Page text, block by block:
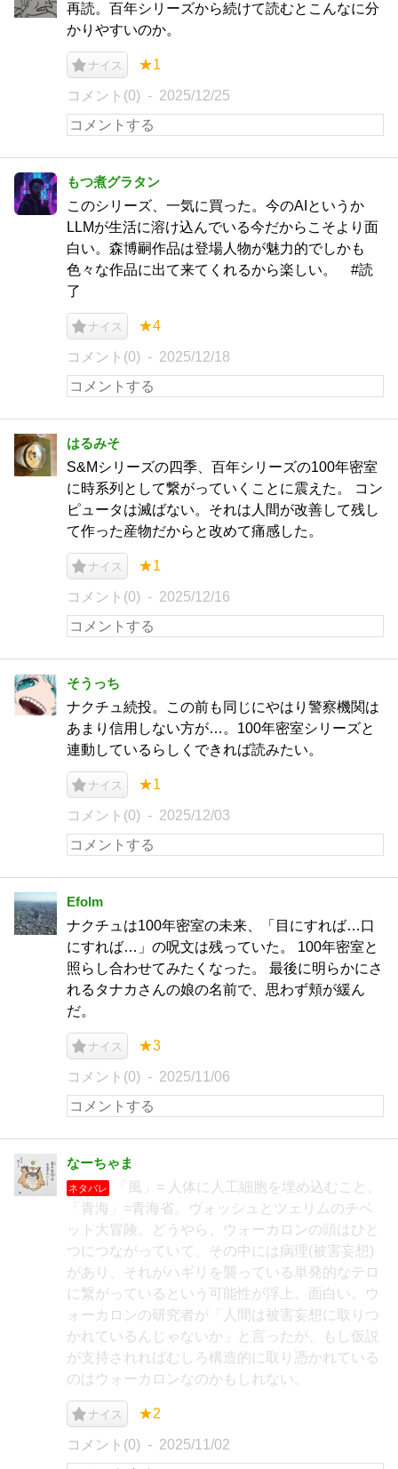
再読。百年シリーズから続けて読むとこんなに分
かりやすいのか。
ナイス ★1
コメント(0) 2025/12/25
もつ煮グラタン
このシリーズ、一気に買った。今のAIというか
LLMが生活に溶け込んでいる今だからこそより面
白い。森博嗣作品は登場人物が魅力的でしかも
色々な作品に出て来てくれるから楽しい。 #読
了
ナイス ★4
コメント(0) 2025/12/18
はるみそ
S&Mシリーズの四季、百年シリーズの100年密室
に時系列として繋がっていくことに震えた。 コン
ピュータは滅ばない。それは人間が改善して残し
て作った産物だからと改めて痛感した。
ナイス ★1
コメント(0) 2025/12/16
そうっち
ナクチュ続投。この前も同じにやはり警察機関は
あまり信用しない方が…。100年密室シリーズと
連動しているらしくできれば読みたい。
ナイス ★1
コメント(0) 2025/12/03
Efolm
ナクチュは100年密室の未来、「目にすれば…口
にすれば…」の呪文は残っていた。 100年密室と
照らし合わせてみたくなった。 最後に明らかにさ
れるタナカさんの娘の名前で、思わず頬が緩ん
だ。
ナイス ★3
コメント(0) 2025/11/06
なーちゃま
ネタバレ
「風」= 人体に人工細胞を埋め込むこと、
「青海」=青海省。ヴォッシュとツェリムのチベ
ット大冒険。どうやら、ウォーカロンの頭はひと
つにつながっていて、その中には病理(被害妄想)
があり、それがハギリを襲っている単発的なテロ
に繋がっているという可能性が浮上。面白い。ウ
ォーカロンの研究者が「人間は被害妄想に取りつ
かれているんじゃないか」と言ったが、もし仮説
が支持されればむしろ構造的に取り憑かれている
のはウォーカロンなのかもしれない。
ナイス ★2
コメント(0) 2025/11/02